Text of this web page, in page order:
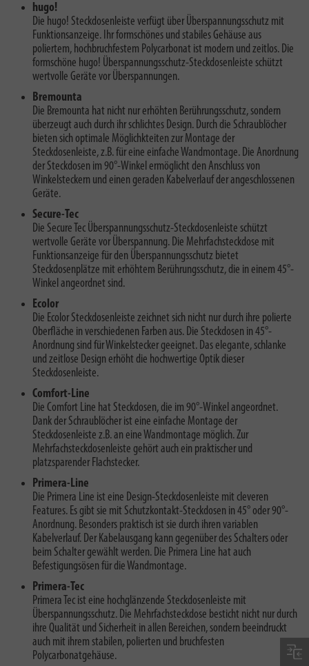
hugo!
Die hugo! Steckdosenleiste verfügt über Überspannungsschutz mit
Funktionsanzeige. Ihr formschönes und stabiles Gehäuse aus
poliertem, hochbruchfestem Polycarbonat ist modern und zeitlos. Die
formschöne hugo! Überspannungsschutz-Steckdosenleiste schützt
wertvolle Geräte vor Überspannungen.
Bremounta
Die Bremounta hat nicht nur erhöhten Berührungsschutz, sondern
überzeugt auch durch ihr schlichtes Design. Durch die Schraublöcher
bieten sich optimale Möglichkteiten zur Montage der
Steckdosenleiste, z.B. für eine einfache Wandmontage. Die Anordnung
der Steckdosen im 90°-Winkel ermöglicht den Anschluss von
Winkelsteckern und einen geraden Kabelverlauf der angeschlossenen
Geräte.
Secure-Tec
Die Secure Tec Überspannungsschutz-Steckdosenleiste schützt
wertvolle Geräte vor Überspannung. Die Mehrfachsteckdose mit
Funktionsanzeige für den Überspannungsschutz bietet
Steckdosenplätze mit erhöhtem Berührungsschutz, die in einem 45°-
Winkel angeordnet sind.
Ecolor
Die Ecolor Steckdosenleiste zeichnet sich nicht nur durch ihre polierte
Oberfläche in verschiedenen Farben aus. Die Steckdosen in 45°-
Anordnung sind für Winkelstecker geeignet. Das elegante, schlanke
und zeitlose Design erhöht die hochwertige Optik dieser
Steckdosenleiste.
Comfort-Line
Die Comfort Line hat Steckdosen, die im 90°-Winkel angeordnet.
Dank der Schraublöcher ist eine einfache Montage der
Steckdosenleiste z.B. an eine Wandmontage möglich. Zur
Mehrfachsteckdosenleiste gehört auch ein praktischer und
platzsparender Flachstecker.
Primera-Line
Die Primera Line ist eine Design-Steckdosenleiste mit cleveren
Features. Es gibt sie mit Schutzkontakt-Steckdosen in 45° oder 90°-
Anordnung. Besonders praktisch ist sie durch ihren variablen
Kabelverlauf. Der Kabelausgang kann gegenüber des Schalters oder
beim Schalter gewählt werden. Die Primera Line hat auch
Befestigungsösen für die Wandmontage.
Primera-Tec
Primera Tec ist eine hochglänzende Steckdosenleiste mit
Überspannungsschutz. Die Mehrfachsteckdose besticht nicht nur durch
ihre Qualität und Sicherheit in allen Bereichen, sondern beeindruckt
auch mit ihrem stabilen, polierten und bruchfesten
Polycarbonatgehäuse.